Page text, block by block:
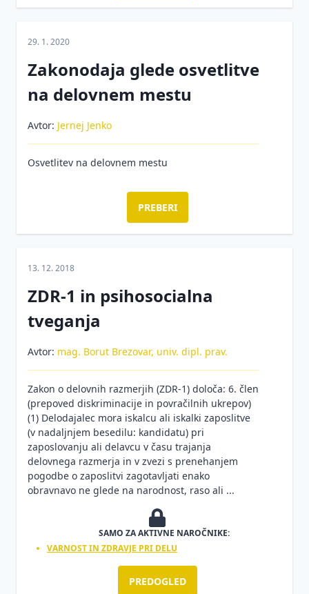
29. 1. 2020
Zakonodaja glede osvetlitve
na delovnem mestu
Avtor: Jernej Jenko
Osvetlitev na delovnem mestu
PREBERI
13. 12. 2018
ZDR-1 in psihosocialna
tveganja
Avtor: mag. Borut Brezovar, univ. dipl. prav.
Zakon o delovnih razmerjih (ZDR-1) določa: 6. člen
(prepoved diskriminacije in povračilnih ukrepov)
(1) Delodajalec mora iskalcu ali iskalki zaposlitve
(v nadaljnjem besedilu: kandidatu) pri
zaposlovanju ali delavcu v času trajanja
delovnega razmerja in v zvezi s prenehanjem
pogodbe o zaposlitvi zagotavljati enako
obravnavo ne glede na narodnost, raso ali ...
SAMO ZA AKTIVNE NAROČNIKE:
VARNOST IN ZDRAVJE PRI DELU
PREDOGLED